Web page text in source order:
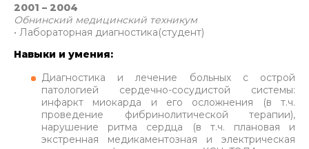
2001 – 2004
Обнинский медицинский техникум
• Лабораторная диагностика(студент)
Навыки и умения:
Диагностика и лечение больных с острой
патологией сердечно-сосудистой системы:
инфаркт миокарда и его осложнения (в т.ч.
проведение фибринолитической терапии),
нарушение ритма сердца (в т.ч. плановая и
экстренная медикаментозная и электрическая